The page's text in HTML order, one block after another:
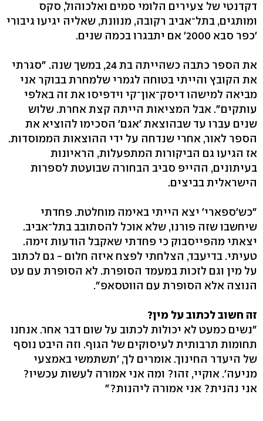
דקדנטי של צעירים הלומי סמים ואלכוהול, סקס
ומותגים, בתל־אביב רקובה, מנוונת, שאליה יגיעו גיבורי
'כפר סבא 2000' אם יתבגרו בכמה שנים.
את הספר כתבה כשהייתה בת 24, במשך שנה. "סגרתי
את הקובץ והייתי בטוחה לגמרי שלמחרת בבוקר אני
מביאה למישהו דיסק־און־קי וידפיסו את זה באלפי
עותקים". אבל המציאות הייתה קצת אחרת. שלוש
שנים עברו עד שבהוצאת 'אגם' הסכימו להוציא את
הספר לאור, אחרי שנדחה על ידי ההוצאות הממוסדות.
אז הגיעו גם הביקורות המתפעלות, הראיונות
בעיתונים, ההייפ סביב הבחורה שבועטת לספרות
הישראלית בביצים.
"כש'ספארי' יצא הייתי באימה מוחלטת. פחדתי
שיחשבו שזה פורנו, שלא אוכל להסתובב בתל־אביב.
יצאתי מהפייסבוק כי פחדתי שאקבל הודעות זימה.
טעיתי. בדיעבד, הצלחתי לפצח איזה חלום - גם לכתוב
על מין וגם לזכות במעמד הסופרת. לא הסופרת עם עט
הנוצה אלא הסופרת עם הווטסאפ".
זה חשוב לכתוב על מין?
"נשים כמעט לא יכולות לכתוב על שום דבר אחר. אנחנו
תחומות תרבותית לעיסוקים של הגוף. וזה היבט נוסף
של היעדר החינוך. אומרים לך, 'תשתמשי באמצעי
מניעה'. אוקיי, זהו? ומה אני אמורה לעשות עכשיו?
אני נהנית? אני אמורה ליהנות?"